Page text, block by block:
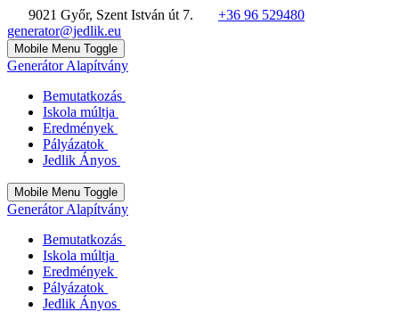
9021 Győr, Szent István út 7.
+36 96 529480
generator@jedlik.eu
Mobile Menu Toggle
Generátor Alapítvány
Bemutatkozás
Iskola múltja
Eredmények
Pályázatok
Jedlik Ányos
Mobile Menu Toggle
Generátor Alapítvány
Bemutatkozás
Iskola múltja
Eredmények
Pályázatok
Jedlik Ányos